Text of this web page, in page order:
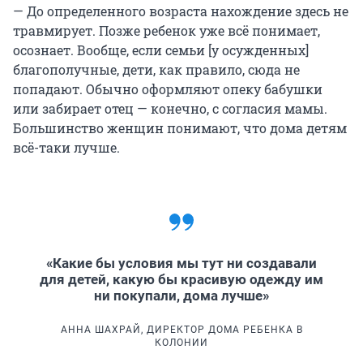
— До определенного возраста нахождение здесь не
травмирует. Позже ребенок уже всё понимает,
осознает. Вообще, если семьи [у осужденных]
благополучные, дети, как правило, сюда не
попадают. Обычно оформляют опеку бабушки
или забирает отец — конечно, с согласия мамы.
Большинство женщин понимают, что дома детям
всё-таки лучше.
«Какие бы условия мы тут ни создавали
для детей, какую бы красивую одежду им
ни покупали, дома лучше»
АННА ШАХРАЙ, ДИРЕКТОР ДОМА РЕБЕНКА В
КОЛОНИИ